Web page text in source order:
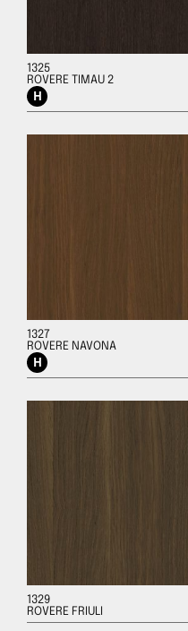
1325
ROVERE TIMAU 2
1327
ROVERE NAVONA
1329
ROVERE FRIULI